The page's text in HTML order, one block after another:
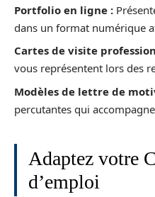
Portfolio en ligne :
dans un format numérique
Cartes de visite
vous représentent lors des
Modèles de lettre de
percutantes qui
Adaptez votre
d’emploi